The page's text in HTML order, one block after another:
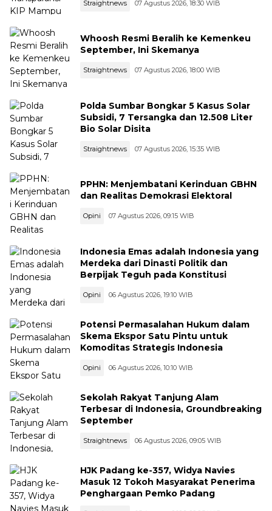
Straightnews 07 Agustus 2026, 18:30 WIB
Whoosh Resmi Beralih ke Kemenkeu
September, Ini Skemanya
Straightnews 07 Agustus 2026, 18:00 WIB
Polda Sumbar Bongkar 5 Kasus Solar
Subsidi, 7 Tersangka dan 12.508 Liter
Bio Solar Disita
Straightnews 07 Agustus 2026, 15:35 WIB
PPHN: Menjembatani Kerinduan GBHN
dan Realitas Demokrasi Elektoral
Opini 07 Agustus 2026, 09:15 WIB
Indonesia Emas adalah Indonesia yang
Merdeka dari Dinasti Politik dan
Berpijak Teguh pada Konstitusi
Opini 06 Agustus 2026, 19:10 WIB
Potensi Permasalahan Hukum dalam
Skema Ekspor Satu Pintu untuk
Komoditas Strategis Indonesia
Opini 06 Agustus 2026, 10:10 WIB
Sekolah Rakyat Tanjung Alam
Terbesar di Indonesia, Groundbreaking
September
Straightnews 06 Agustus 2026, 09:05 WIB
HJK Padang ke-357, Widya Navies
Masuk 12 Tokoh Masyarakat Penerima
Penghargaan Pemko Padang